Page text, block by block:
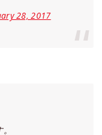
28, 2017